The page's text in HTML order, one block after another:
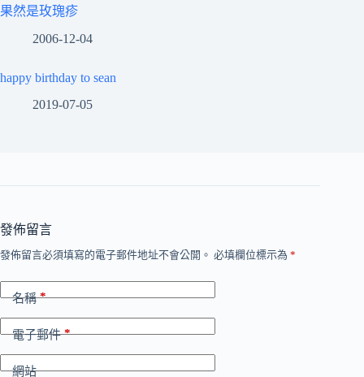
果然是玫瑰疹
2006-12-04
happy birthday to sean
2019-07-05
發佈留言
發佈留言必須填寫的電子郵件地址不會公開。 必填欄位標示為 *
名稱*
電子郵件*
網站